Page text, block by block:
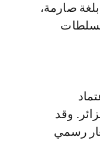
صارمة،
إلى اعتماد
وقد
بعد 13 يوماً في إشعار رسمي